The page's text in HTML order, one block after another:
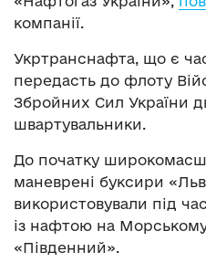
компанії.
Укртранснафта, що є
передасть до флоту
Збройних Сил України
швартувальники.
До початку
маневрені буксири
використовували під
із нафтою на
«Південний».